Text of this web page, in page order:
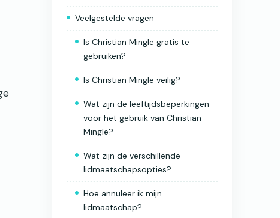
Veelgestelde vragen
Is Christian Mingle gratis te
gebruiken?
Is Christian Mingle veilig?
Wat zijn de leeftijdsbeperkingen
voor het gebruik van Christian
Mingle?
Wat zijn de verschillende
lidmaatschapsopties?
Hoe annuleer ik mijn
lidmaatschap?